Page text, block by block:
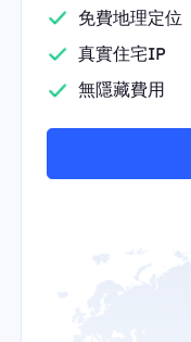
免費地理定位
真實住宅IP
無隱藏費用